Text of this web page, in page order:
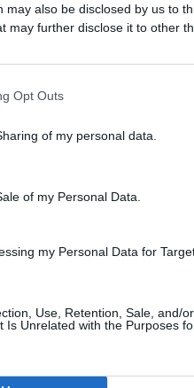
may also be disclosed by us to
may further disclose it to other
Opt Outs
of my personal data.
of my Personal Data.
my Personal Data for
Use, Retention, Sale, and/
Is Unrelated with the Purposes